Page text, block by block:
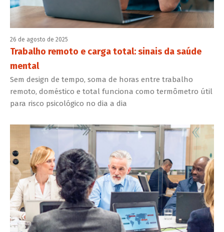
26 de agosto de 2025
Trabalho remoto e carga total: sinais da saúde
mental
Sem design de tempo, soma de horas entre trabalho
remoto, doméstico e total funciona como termômetro útil
para risco psicológico no dia a dia